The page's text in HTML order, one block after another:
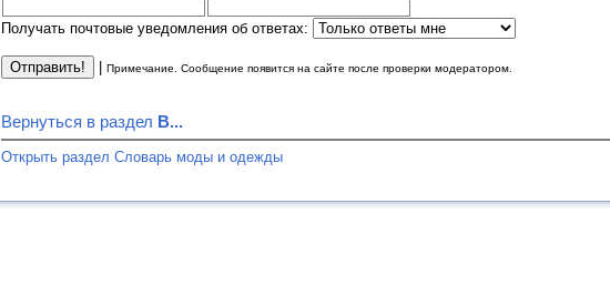
Получать почтовые уведомления об ответах:
Примечание. Сообщение появится на сайте после проверки модератором.
Вернуться в раздел В...
Открыть раздел Словарь моды и одежды